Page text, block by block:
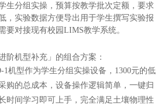
生分组实操，预算按教学批次定额，要求
，实验数据方便导出用于学生撰写实验报
要对接现有校园LIMS教学系统。
阶机型补充」的组合方案：
1机型作为学生分组实操设备，1300元的低
购的总成本，设备操作逻辑简单，一键归
时间学习即可上手，完全满足土壤物理性